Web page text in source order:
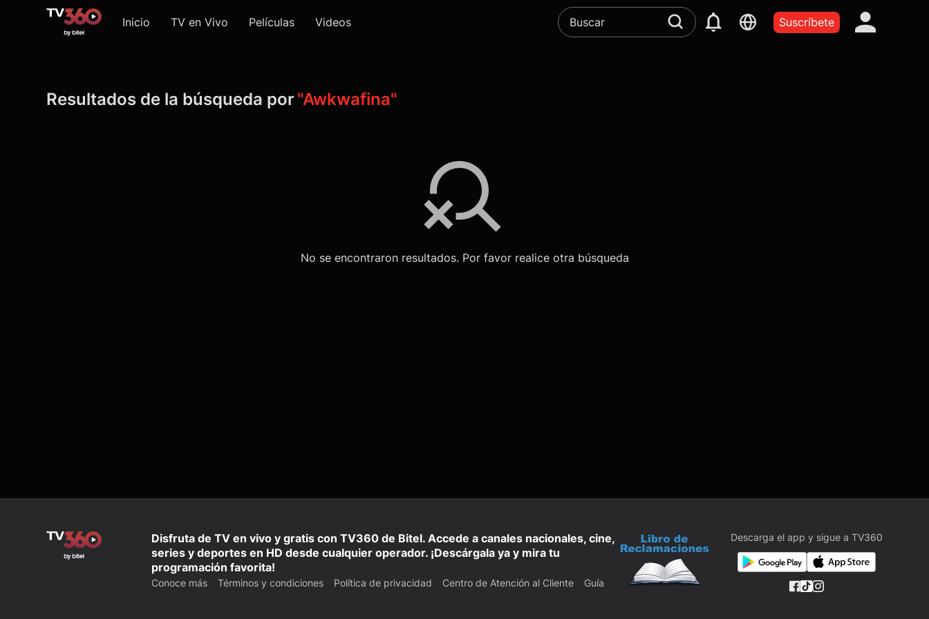
Inicio TV en Vivo Películas Videos Suscríbete
Resultados de la búsqueda por "Awkwafina"
No se encontraron resultados. Por favor realice otra búsqueda
Disfruta de TV en vivo y gratis con TV360 de Bitel. Accede a canales nacionales, cine,
series y deportes en HD desde cualquier operador. ¡Descárgala ya y mira tu
programación favorita!
Conoce más Términos y condiciones Política de privacidad Centro de Atención al Cliente Guía
Descarga el app y sigue a TV360